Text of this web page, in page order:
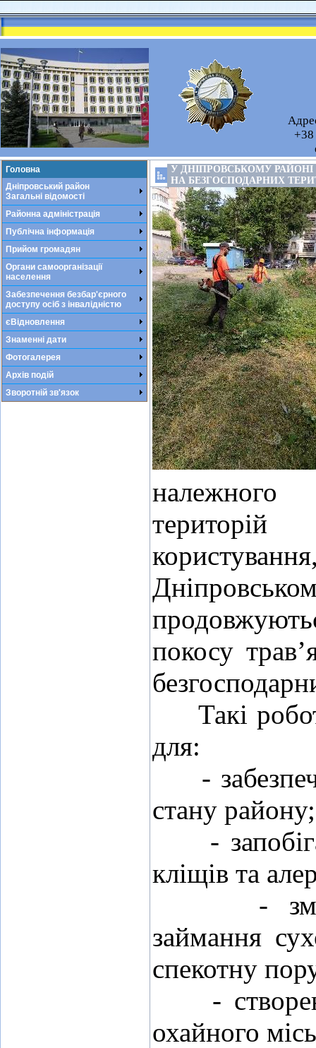
Головна
Дніпровський район
Загальні відомості
Районна адміністрація
Публічна інформація
Прийом громадян
Органи самоорганізації
населення
Забезпечення безбар'єрного
доступу осіб з інвалідністю
єВідновлення
Знаменні дати
Фотогалерея
Архів подій
Зворотній зв'язок
У ДНІПРОВСЬКОМУ
НА БЕЗГОСПОДАРНИХ
покосу
Такі
для:
-
стану району;
-
кліщів та
-
займання
спекотну
-
охайного